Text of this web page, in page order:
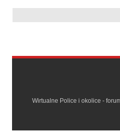
Wirtualne Police i okolice -